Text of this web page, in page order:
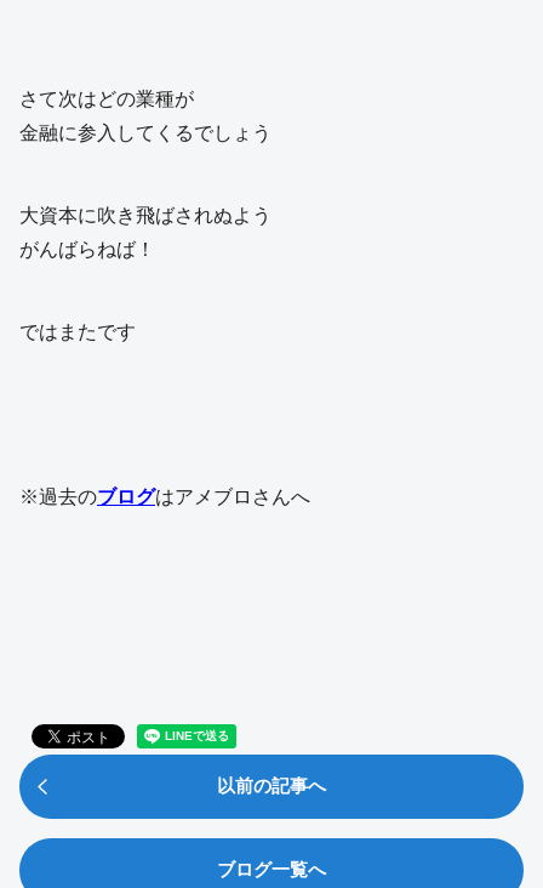
さて次はどの業種が
金融に参入してくるでしょう
大資本に吹き飛ばされぬよう
がんばらねば！
ではまたです
※過去のブログはアメブロさんへ
以前の記事へ
ブログ一覧へ